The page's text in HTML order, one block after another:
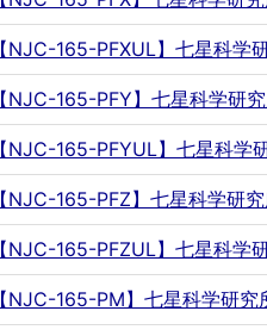
【NJC-165-PFXUL】七星科学
【NJC-165-PFY】七星科学研
【NJC-165-PFYUL】七星科学
【NJC-165-PFZ】七星科学研
【NJC-165-PFZUL】七星科学
【NJC-165-PM】七星科学研